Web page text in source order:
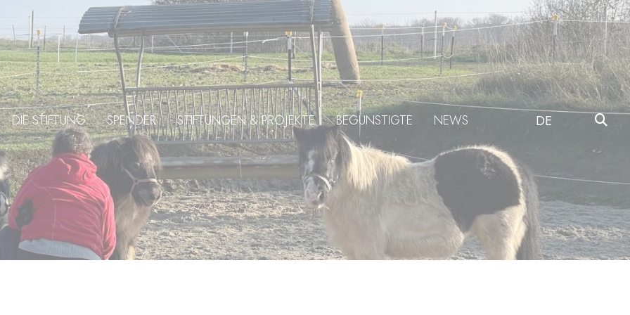
DIE STIFTUNG SPENDER STIFTUNGEN & PROJEKTE BEGÜNSTIGTE NEWS DE